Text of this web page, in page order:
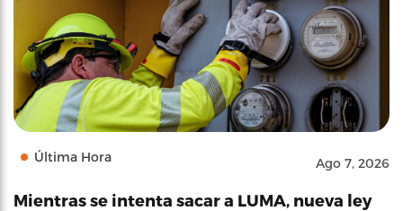
Última Hora Ago 7, 2026
Mientras se intenta sacar a LUMA, nueva ley